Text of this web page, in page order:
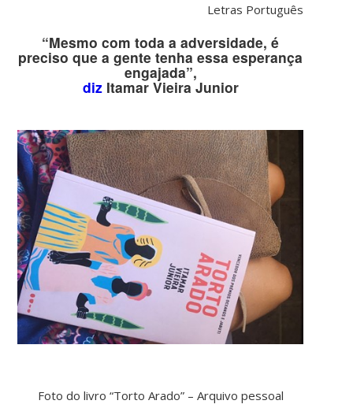
Letras Português
“Mesmo com toda a adversidade, é
preciso que a gente tenha essa esperança
engajada”,
dizItamar Vieira Junior
Foto do livro “Torto Arado” – Arquivo pessoal